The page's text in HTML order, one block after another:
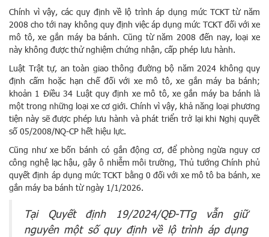
Chính vì vậy, các quy định về lộ trình áp dụng mức TCKT từ năm
2008 cho tới nay không quy định việc áp dụng mức TCKT đối với xe
mô tô, xe gắn máy ba bánh. Cũng từ năm 2008 đến nay, loại xe
này không được thử nghiệm chứng nhận, cấp phép lưu hành.
Luật Trật tự, an toàn giao thông đường bộ năm 2024 không quy
định cấm hoặc hạn chế đối với xe mô tô, xe gắn máy ba bánh;
khoản 1 Điều 34 Luật quy định xe mô tô, xe gắn máy ba bánh là
một trong những loại xe cơ giới. Chính vì vậy, khả năng loại phương
tiện này sẽ được phép lưu hành và phát triển trở lại khi Nghị quyết
số 05/2008/NQ-CP hết hiệu lực.
Cũng như xe bốn bánh có gắn động cơ, để phòng ngừa nguy cơ
công nghệ lạc hậu, gây ô nhiễm môi trường, Thủ tướng Chính phủ
quyết định áp dụng mức TCKT bằng 0 đối với xe mô tô ba bánh, xe
gắn máy ba bánh từ ngày 1/1/2026.
Tại Quyết định 19/2024/QĐ-TTg vẫn giữ
nguyên một số quy định về lộ trình áp dụng